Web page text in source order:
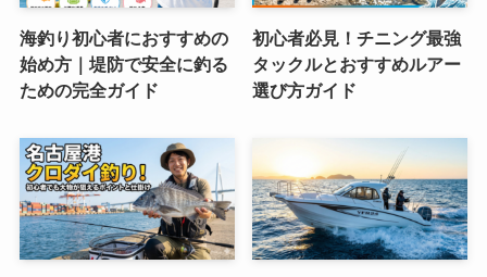
海釣り初心者におすすめの
始め方｜堤防で安全に釣る
ための完全ガイド
初心者必見！チニング最強
タックルとおすすめルアー
選び方ガイド